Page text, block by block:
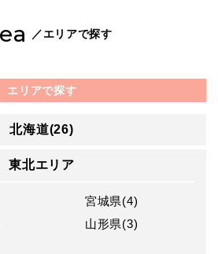
／エリアで探す
エリアで探す
北海道(26)
東北エリア
宮城県(4)
山形県(3)